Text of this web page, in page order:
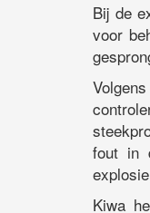
Bij de
voor
fout in
Kiwa